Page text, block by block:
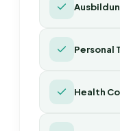
Personal
Health